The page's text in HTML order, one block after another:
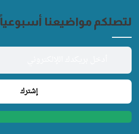
لتصلكم مواضيعنا أسبوعياً